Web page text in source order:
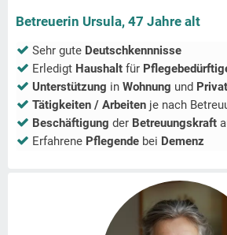
Betreuerin Ursula, 47 Jahre alt
Sehr gute Deutschkennnisse
Erledigt Haushalt für
Unterstützung in Wohnung und
Tätigkeiten / Arbeiten je nach
Beschäftigung der Betreuungskraft
Erfahrene Pflegende bei Demenz